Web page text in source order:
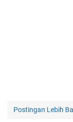
Postingan Lebih